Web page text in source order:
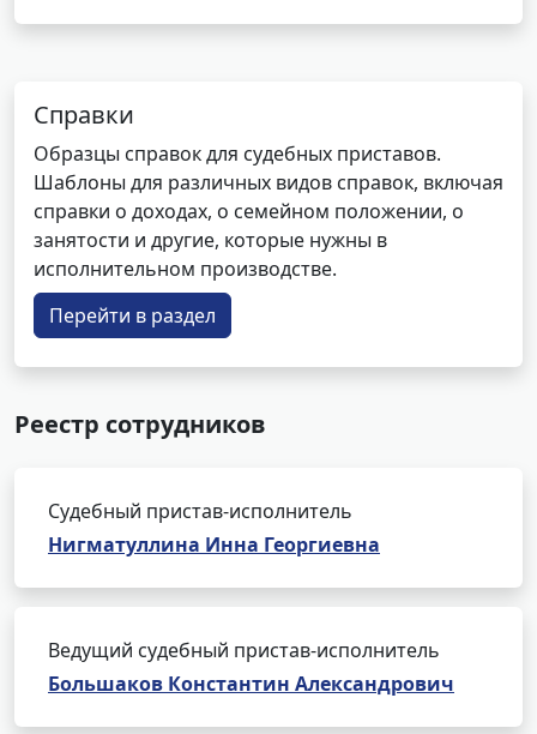
Справки
Образцы справок для судебных приставов.
Шаблоны для различных видов справок, включая
справки о доходах, о семейном положении, о
занятости и другие, которые нужны в
исполнительном производстве.
Перейти в раздел
Реестр сотрудников
Судебный пристав-исполнитель
Нигматуллина Инна Георгиевна
Ведущий судебный пристав-исполнитель
Большаков Константин Александрович